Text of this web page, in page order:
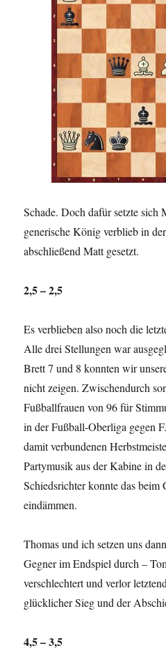
Schade. Doch dafür setzte sich
generische König verblieb in
abschließend Matt gesetzt.
2,5 – 2,5
Es verblieben also noch die
Alle drei Stellungen war
Brett 7 und 8 konnten wir
nicht zeigen. Zwischendurch
Fußballfrauen von 96 für
in der Fußball-Oberliga gegen
damit verbundenen
Partymusik aus der Kabine in
Schiedsrichter konnte das beim
eindämmen.
Thomas und ich setzen uns
Gegner im Endspiel durch –
verschlechtert und verlor
glücklicher Sieg und der
4,5 – 3,5